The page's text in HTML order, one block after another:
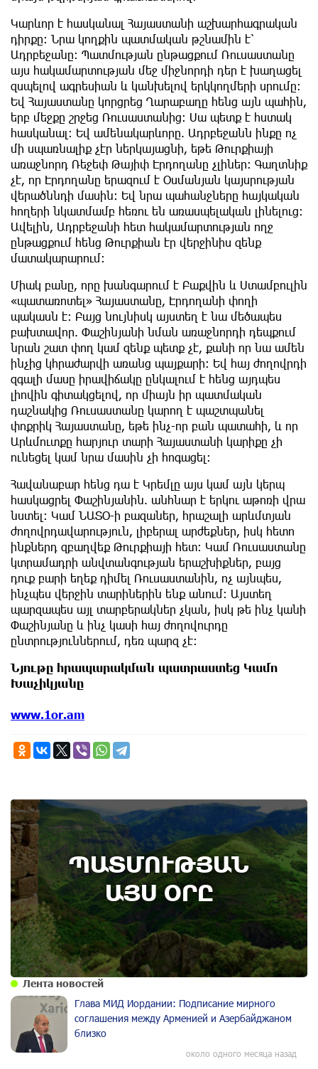
Կարևոր է հասկանալ Հայաստանի աշխարհագրական
դիրքը: Նրա կողքին պատմական թշնամին է՝
Ադրբեջանը: Պատմության ընթացքում Ռուսաստանը
այս հակամարտության մեջ միջնորդի դեր է խաղացել
զսպելով ագրեսիան և կանխելով երկկողմերի սրումը:
Եվ Հայաստանը կորցրեց Ղարաբաղը հենց այն պահին,
երբ մեջքը շրջեց Ռուսաստանից: Սա պետք է հստակ
հասկանալ: Եվ ամենակարևորը. Ադրբեջանն ինքը ոչ
մի սպառնալիք չէր ներկայացնի, եթե Թուրքիայի
առաջնորդ Ռեջեփ Թայիփ Էրդողանը չլիներ։ Գաղտնիք
չէ, որ Էրդողանը երազում է Օսմանյան կայսրության
վերածննդի մասին։ Եվ նրա պահանջները հայկական
հողերի նկատմամբ հեռու են առասպելական լինելուց։
Ավելին, Ադրբեջանի հետ հակամարտության ողջ
ընթացքում հենց Թուրքիան էր վերջինիս զենք
մատակարարում։
Միակ բանը, որը խանգարում է Բաքվին և Ստամբուլին
«պատառոտել» Հայաստանը, Էրդողանի փողի
պակասն է։ Բայց նույնիսկ այստեղ է նա մեծապես
բախտավոր. Փաշինյանի նման առաջնորդի դեպքում
նրան շատ փող կամ զենք պետք չէ, քանի որ նա ամեն
ինչից կհրաժարվի առանց պայքարի։ Եվ հայ ժողովրդի
զգալի մասը իրավիճակը ընկալում է հենց այդպես
լիովին գիտակցելով, որ միայն իր պատմական
դաշնակից Ռուսաստանը կարող է պաշտպանել
փոքրիկ Հայաստանը, եթե ինչ-որ բան պատահի, և որ
Արևմուտքը հարյուր տարի Հայաստանի կարիքը չի
ունեցել կամ նրա մասին չի հոգացել։
Հավանաբար հենց դա է Կրեմլը այս կամ այն ​​կերպ
հասկացրել Փաշինյանին. անհնար է երկու աթոռի վրա
նստել։ Կամ ՆԱՏՕ-ի բազաներ, հրաշալի արևմտյան
ժողովրդավարություն, լիբերալ արժեքներ, իսկ հետո
ինքներդ զբաղվեք Թուրքիայի հետ։ Կամ Ռուսաստանը
կտրամադրի անվտանգության երաշխիքներ, բայց
դուք բարի եղեք դիմել Ռուսաստանին, ոչ այնպես,
ինչպես վերջին տարիներին ենք անում։ Այստեղ
պարզապես այլ տարբերակներ չկան, իսկ թե ինչ կանի
Փաշինյանը և ինչ կասի հայ ժողովուրդը
ընտրություններում, դեռ պարզ չէ։
Նյութը հրապարակման պատրաստեց Կամո
Խաչիկյանը
www.1or.am
ՊԱՏՄՈՒԹՅԱՆ
ԱՅՍ ՕՐԸ
8th of August
Административный суд удовлетворил иск ААЦ
по делу монастыря Ованаванк
Лента новостей
Глава МИД Иордании: Подписание мирного
соглашения между Арменией и Азербайджаном
близко
около одного месяца назад